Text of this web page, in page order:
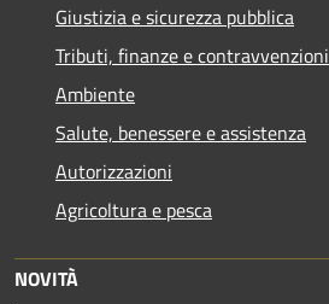
Giustizia e sicurezza pubblica
Tributi, finanze e contravvenzioni
Ambiente
Salute, benessere e assistenza
Autorizzazioni
Agricoltura e pesca
NOVITÀ